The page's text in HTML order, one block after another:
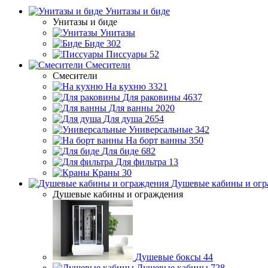
Унитазы и биде
Унитазы и биде
Унитазы
Биде 302
Писсуары 52
Смесители
Смесители
На кухню 3321
Для раковины 4637
Для ванны 2020
Для душа 2654
Универсальные 342
На борт ванны 350
Для биде 682
Для фильтра 13
Краны 30
Душевые кабины и
Душевые кабины и ограждения
Душевые боксы 44